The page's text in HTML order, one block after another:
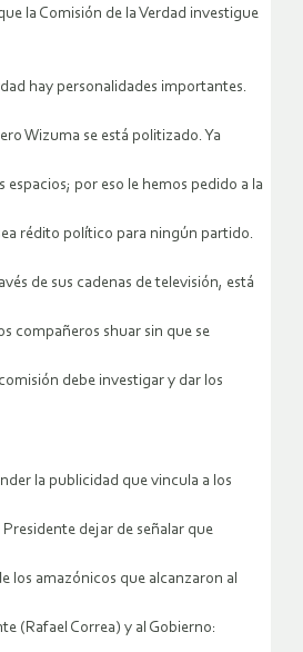
la Comisión de la Verdad investigue
hay personalidades importantes.
Wizuma se está politizado. Ya
espacios; por eso le hemos pedido a la
rédito político para ningún partido.
de sus cadenas de televisión, está
compañeros shuar sin que se
debe investigar y dar los
la publicidad que vincula a los
dejar de señalar que
los amazónicos que alcanzaron al
(Rafael Correa) y al Gobierno: